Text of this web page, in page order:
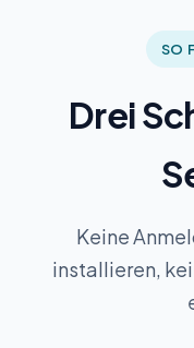
SO
Drei
Keine
installieren,